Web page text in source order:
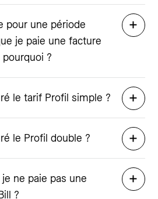
pour une période
je paie une facture
?
le tarif Profil simple ?
le Profil double ?
ne paie pas une
?